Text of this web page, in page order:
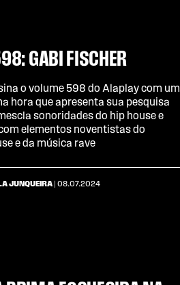
GABI FISCHER
o volume 598 do Alaplay com um
hora que apresenta sua pesquisa
sonoridades do hip house e
elementos noventistas do
e da música rave
JUNQUEIRA | 08.07.2024